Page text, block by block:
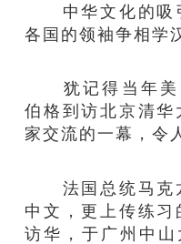
中华文化的吸
各国的领袖争相学
犹记得当年美
伯格到访北京清华
家交流的一幕，令
法国总统马克
中文，更上传练
访华，于广州中山